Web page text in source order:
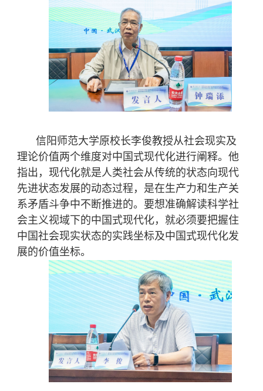
信阳师范大学原校长李俊教授从社会现实及
理论价值两个维度对中国式现代化进行阐释。他
指出，现代化就是人类社会从传统的状态向现代
先进状态发展的动态过程，是在生产力和生产关
系矛盾斗争中不断推进的。要想准确解读科学社
会主义视域下的中国式现代化，就必须要把握住
中国社会现实状态的实践坐标及中国式现代化发
展的价值坐标。